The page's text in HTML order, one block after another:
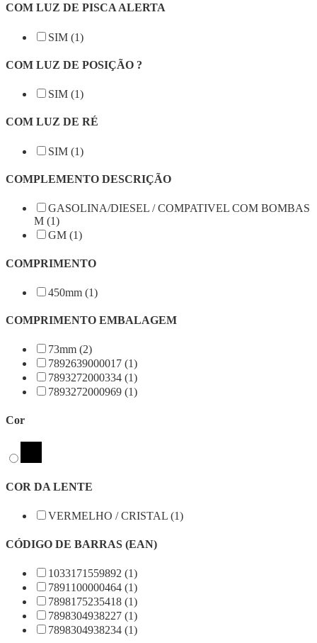
COM LUZ DE PISCA ALERTA
SIM (1)
COM LUZ DE POSIÇÃO ?
SIM (1)
COM LUZ DE RÉ
SIM (1)
COMPLEMENTO DESCRIÇÃO
GASOLINA/DIESEL / COMPATIVEL COM BOMBAS
M (1)
GM (1)
COMPRIMENTO
450mm (1)
COMPRIMENTO EMBALAGEM
73mm (2)
7892639000017 (1)
7893272000334 (1)
7893272000969 (1)
Cor
COR DA LENTE
VERMELHO / CRISTAL (1)
CÓDIGO DE BARRAS (EAN)
1033171559892 (1)
7891100000464 (1)
7898175235418 (1)
7898304938227 (1)
7898304938234 (1)